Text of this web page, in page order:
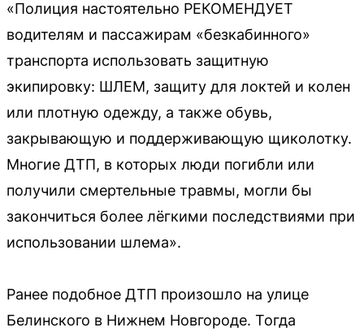
«Полиция настоятельно РЕКОМЕНДУЕТ
водителям и пассажирам «безкабинного»
транспорта использовать защитную
экипировку: ШЛЕМ, защиту для локтей и колен
или плотную одежду, а также обувь,
закрывающую и поддерживающую щиколотку.
Многие ДТП, в которых люди погибли или
получили смертельные травмы, могли бы
закончиться более лёгкими последствиями при
использовании шлема».
Ранее подобное ДТП произошло на улице
Белинского в Нижнем Новгороде. Тогда